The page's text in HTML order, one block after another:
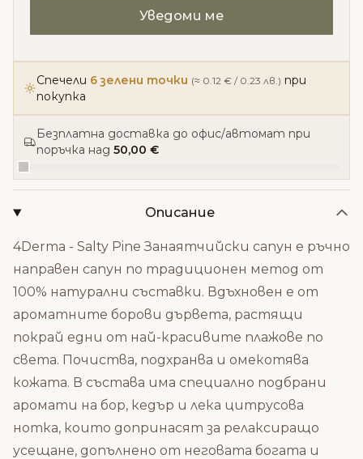
Спечели 6 зелени точки (≈ 0.12 € / 0.23 лв.) при
покупка
Безплатна доставка до офис/автомат при
поръчка над 50,00 €
Описание
4Derma - Salty Pine Занаятчийски сапун е ръчно
направен сапун по традиционен метод от
100% натурални съставки. Вдъхновен е от
ароматните борови дървета, растящи
покрай едни от най-красивите плажове по
света. Почиства, подхранва и омекотява
кожата. В състава има специално подбрани
аромати на бор, кедър и лека цитрусова
нотка, които допринасят за релаксиращо
усещане, допълнено от неговата богата и